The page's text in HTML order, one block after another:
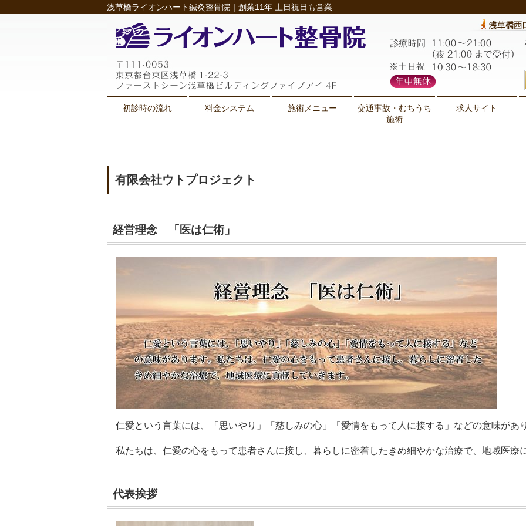
浅草橋ライオンハート鍼灸整骨院｜創業11年 土日祝日も営業
初診時の流れ 料金システム 施術メニュー
交通事故・むちうち
施術
求人サイト
有限会社ウトプロジェクト
経営理念 「医は仁術」
仁愛という言葉には、「思いやり」「慈しみの心」「愛情をもって人に接する」などの意味があ
私たちは、仁愛の心をもって患者さんに接し、暮らしに密着したきめ細やかな治療で、地域医療
代表挨拶